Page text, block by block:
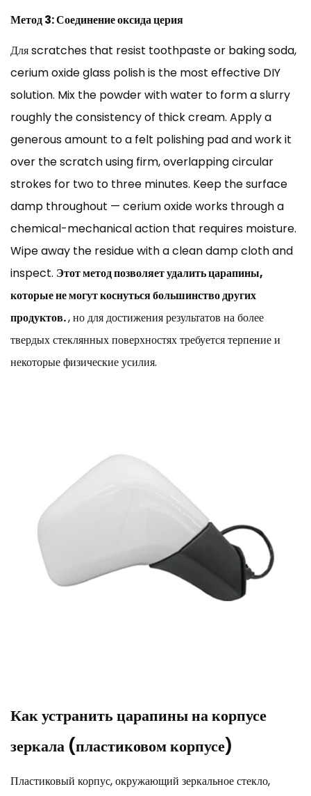
Метод 3: Соединение оксида церия
Для scratches that resist toothpaste or baking soda,
cerium oxide glass polish is the most effective DIY
solution. Mix the powder with water to form a slurry
roughly the consistency of thick cream. Apply a
generous amount to a felt polishing pad and work it
over the scratch using firm, overlapping circular
strokes for two to three minutes. Keep the surface
damp throughout — cerium oxide works through a
chemical-mechanical action that requires moisture.
Wipe away the residue with a clean damp cloth and
inspect. Этот метод позволяет удалить царапины,
которые не могут коснуться большинство других
продуктов., но для достижения результатов на более
твердых стеклянных поверхностях требуется терпение и
некоторые физические усилия.
Как устранить царапины на корпусе
зеркала (пластиковом корпусе)
Пластиковый корпус, окружающий зеркальное стекло,